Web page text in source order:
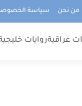
من نحن سياسة
عراقيةروايات